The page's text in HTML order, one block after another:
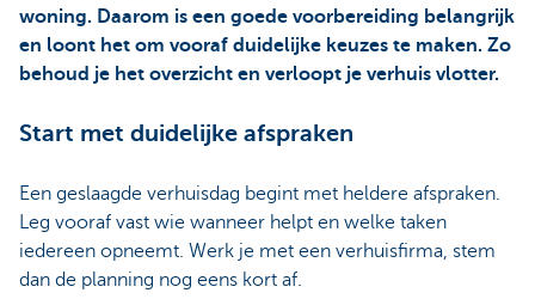
woning. Daarom is een goede voorbereiding belangrijk
en loont het om vooraf duidelijke keuzes te maken. Zo
behoud je het overzicht en verloopt je verhuis vlotter.
Start met duidelijke afspraken
Een geslaagde verhuisdag begint met heldere afspraken.
Leg vooraf vast wie wanneer helpt en welke taken
iedereen opneemt. Werk je met een verhuisfirma, stem
dan de planning nog eens kort af.